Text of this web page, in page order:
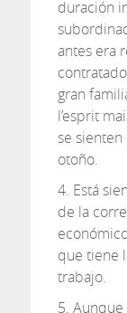
duración
antes era
gran
l’esprit
se
otoño.
4. Está
de la
que tiene
trabajo.
5.